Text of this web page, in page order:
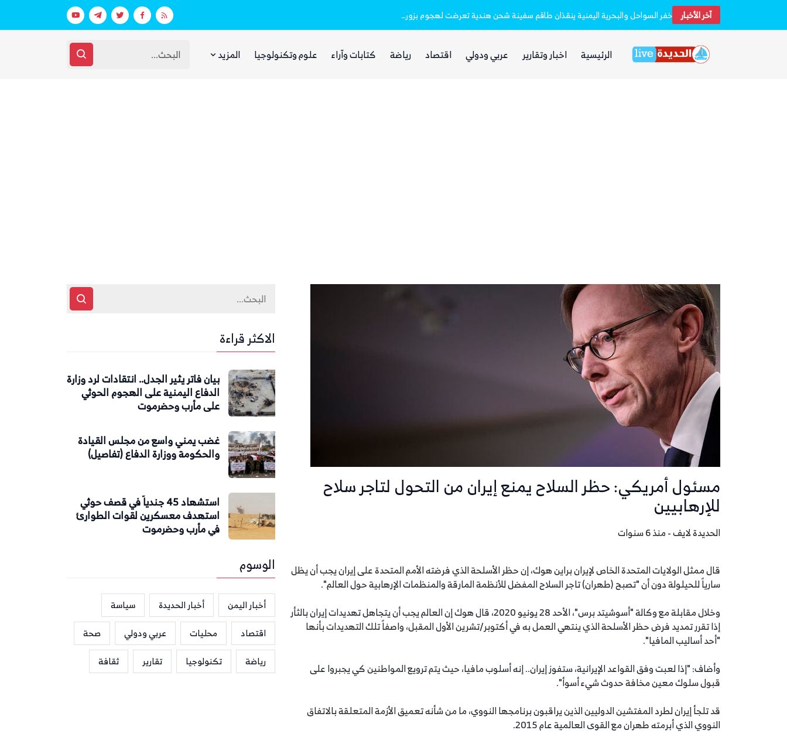
آخر الأخبار خفر السواحل والبحرية اليمنية ينقذان طاقم سفينة شحن هندية تعرضت لهجوم بزورق مفخخ بينما يجوع اليمنيون.. شبكات حوثية
الرئيسية اخبار وتقارير عربي ودولي اقتصاد رياضة كتابات وآراء علوم وتكنولوجيا المزيد
مسئول أمريكي: حظر السلاح يمنع إيران من التحول لتاجر سلاح
للإرهابيين
الحديدة لايف - منذ 6 سنوات
قال ممثل الولايات المتحدة الخاص لإيران براين هوك، إن حظر الأسلحة الذي فرضته الأمم المتحدة على إيران يجب أن يظل
سارياً للحيلولة دون أن "تصبح (طهران) تاجر السلاح المفضل للأنظمة المارقة والمنظمات الإرهابية حول العالم".
وخلال مقابلة مع وكالة "أسوشيتد برس"، الأحد 28 يونيو 2020، قال هوك إن العالم يجب أن يتجاهل تهديدات إيران بالثأر
إذا تقرر تمديد فرض حظر الأسلحة الذي ينتهي العمل به في أكتوبر/تشرين الأول المقبل، واصفاً تلك التهديدات بأنها
"أحد أساليب المافيا".
وأضاف: "إذا لعبت وفق القواعد الإيرانية، ستفوز إيران.. إنه أسلوب مافيا، حيث يتم ترويع المواطنين كي يجبروا على
قبول سلوك معين مخافة حدوث شيء أسوأ".
قد تلجأ إيران لطرد المفتشين الدوليين الذين يراقبون برنامجها النووي، ما من شأنه تعميق الأزمة المتعلقة بالاتفاق
النووي الذي أبرمته طهران مع القوى العالمية عام 2015.
الاكثر قراءة
بيان فاتر يثير الجدل.. انتقادات لرد وزارة
الدفاع اليمنية على الهجوم الحوثي
على مأرب وحضرموت
غضب يمني واسع من مجلس القيادة
والحكومة ووزارة الدفاع (تفاصيل)
استشهاد 45 جندياً في قصف حوثي
استهدف معسكرين لقوات الطوارئ
في مأرب وحضرموت
الوسوم
أخبار اليمن أخبار الحديدة
سياسة
اقتصاد
محليات عربي ودولي
صحة
رياضة
تكنولوجيا تقارير ثقافة